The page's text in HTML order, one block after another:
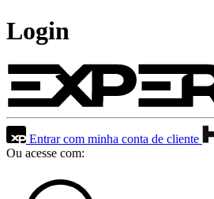
Login
Entrar com minha conta de cliente
Ou acesse com: